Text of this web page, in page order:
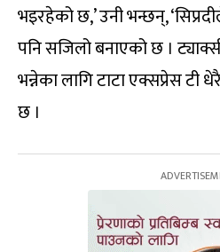
भइरहेको छ,’ उनी भन्छन्,
पनि सजिलो बनाएको छ ।
भन्नेका लागि टाटा एक्सप्रेस टी
छ ।